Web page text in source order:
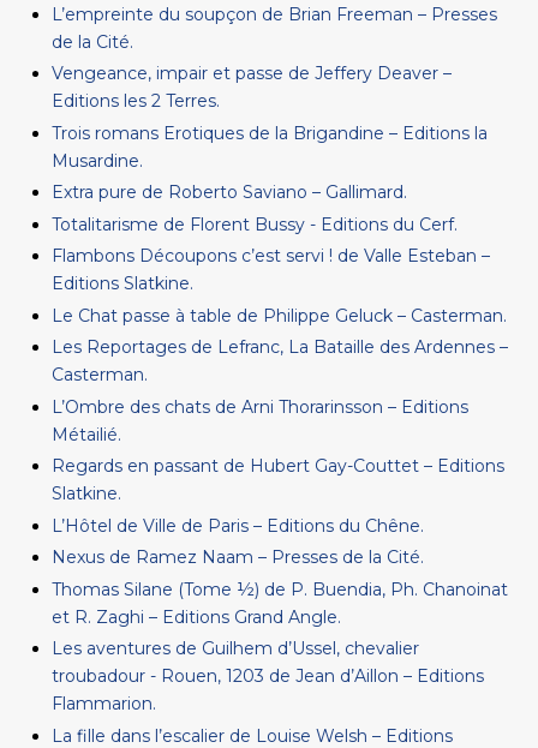
L’empreinte du soupçon de Brian Freeman – Presses
de la Cité.
Vengeance, impair et passe de Jeffery Deaver –
Editions les 2 Terres.
Trois romans Erotiques de la Brigandine – Editions la
Musardine.
Extra pure de Roberto Saviano – Gallimard.
Totalitarisme de Florent Bussy - Editions du Cerf.
Flambons Découpons c’est servi ! de Valle Esteban –
Editions Slatkine.
Le Chat passe à table de Philippe Geluck – Casterman.
Les Reportages de Lefranc, La Bataille des Ardennes –
Casterman.
L’Ombre des chats de Arni Thorarinsson – Editions
Métailié.
Regards en passant de Hubert Gay-Couttet – Editions
Slatkine.
L’Hôtel de Ville de Paris – Editions du Chêne.
Nexus de Ramez Naam – Presses de la Cité.
Thomas Silane (Tome ½) de P. Buendia, Ph. Chanoinat
et R. Zaghi – Editions Grand Angle.
Les aventures de Guilhem d’Ussel, chevalier
troubadour - Rouen, 1203 de Jean d’Aillon – Editions
Flammarion.
La fille dans l’escalier de Louise Welsh – Editions